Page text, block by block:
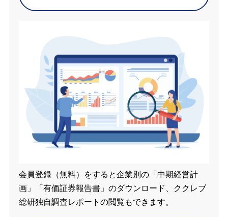
会員登録（無料）をすると企業別の「中期経営計
画」「有価証券報告書」のダウンロード、ククレブ
総研独自調査レポートの閲覧もできます。